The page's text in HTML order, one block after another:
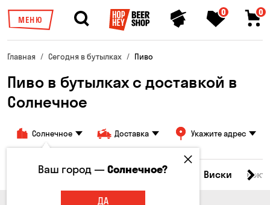
МЕНЮ
0 0
Главная Сегодня в бутылках Пиво
Пиво в бутылках с доставкой в
Солнечное
Солнечное Доставка Укажите адрес
Все товары Пиво Сидр Виски
Ваш город —Солнечное?
ДА